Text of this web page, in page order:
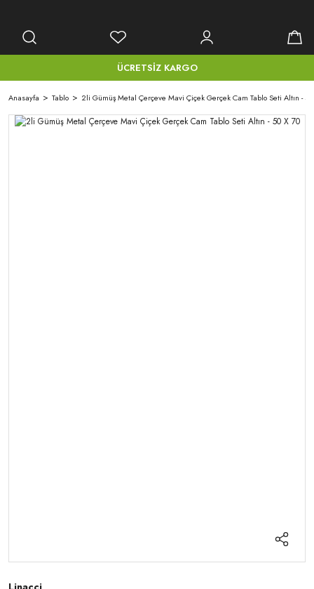
ÜCRETSİZ KARGO
Anasayfa Tablo 2li Gümüş Metal Çerçeve Mavi Çiçek Gerçek Cam Tablo Seti Altın -